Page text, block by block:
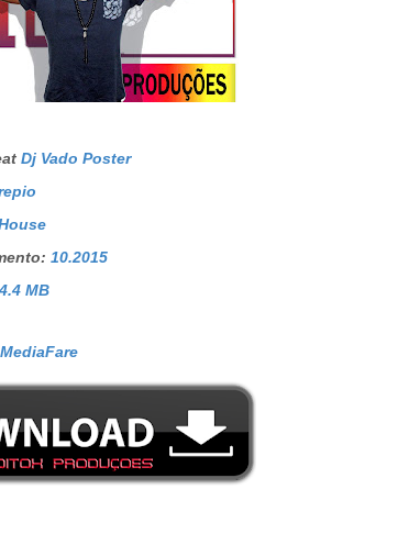
Dj Vado Poster
: 10.2015
4.4 MB